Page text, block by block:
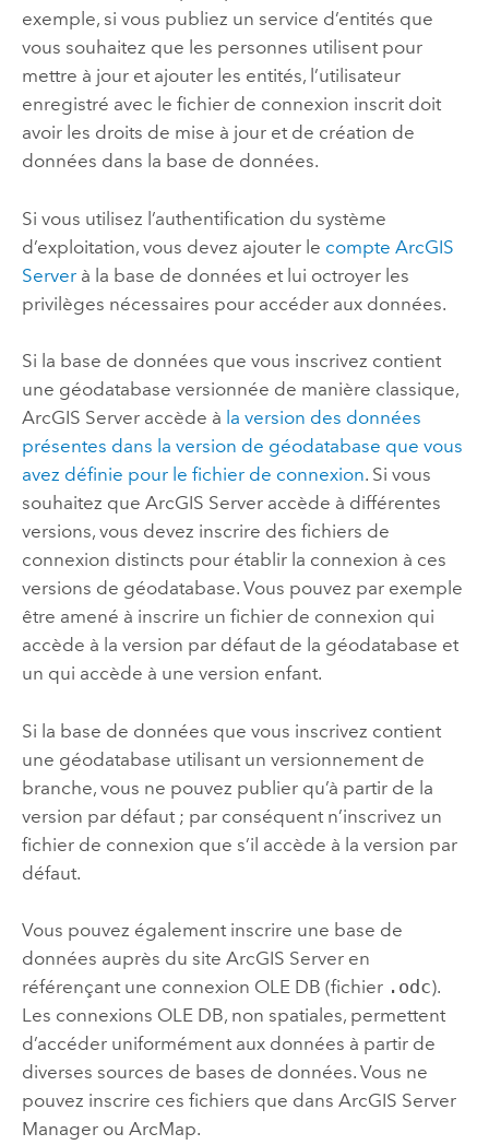
exemple, si vous publiez un service d’entités que
vous souhaitez que les personnes utilisent pour
mettre à jour et ajouter les entités, l’utilisateur
enregistré avec le fichier de connexion inscrit doit
avoir les droits de mise à jour et de création de
données dans la base de données.
Si vous utilisez l’authentification du système
d’exploitation, vous devez ajouter le compte ArcGIS
Serverà la base de données et lui octroyer les
privilèges nécessaires pour accéder aux données.
Si la base de données que vous inscrivez contient
une géodatabase versionnée de manière classique,
ArcGIS Serveraccède à la version des données
présentes dans la version de géodatabase que vous
avez définie pour le fichier de connexion.Si vous
souhaitez que ArcGIS Serveraccède à différentes
versions, vous devez inscrire des fichiers de
connexion distincts pour établir la connexion à ces
versions de géodatabase. Vous pouvez par exemple
être amené à inscrire un fichier de connexion qui
accède à la version par défaut de la géodatabase et
un qui accède à une version enfant.
Si la base de données que vous inscrivez contient
une géodatabase utilisant un versionnement de
branche, vous ne pouvez publier qu’à partir de la
version par défaut ; par conséquent n’inscrivez un
fichier de connexion que s’il accède à la version par
défaut.
Vous pouvez également inscrire une base de
données auprès du site ArcGIS Serveren
référençant une connexion OLE DB (fichier .odc).
Les connexions OLE DB, non spatiales, permettent
d’accéder uniformément aux données à partir de
diverses sources de bases de données. Vous ne
pouvez inscrire ces fichiers que dans ArcGIS Server
Managerou ArcMap.